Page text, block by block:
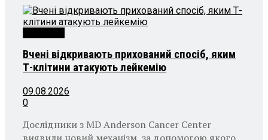
Вчені відкривають прихований спосіб, яким
Т-клітини атакують лейкемію
09.08.2026
0
Дослідники з MD Anderson Cancer Center